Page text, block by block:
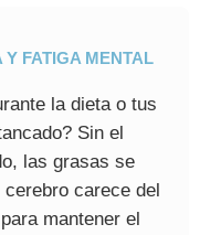
Y FATIGA MENTAL
la dieta o tus
Sin el
las grasas se
carece del
mantener el